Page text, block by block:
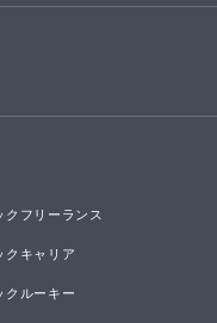
クフリーランス
クキャリア
クルーキー